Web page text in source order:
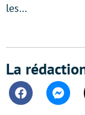
les…
La
Facebook